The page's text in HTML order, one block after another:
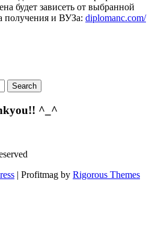
будет зависеть от выбранной
получения и ВУЗа: diplomanc.com/
^_^
| Profitmag by Rigorous Themes